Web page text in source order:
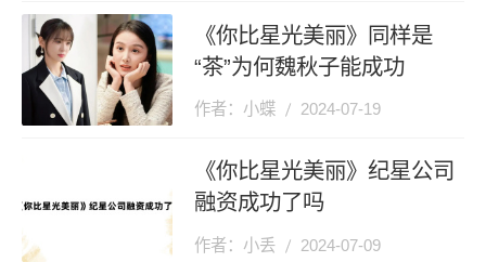
《你比星光美丽》同样是
“茶”为何魏秋子能成功
作者：小蝶 2024-07-19
《你比星光美丽》纪星公司
融资成功了吗
作者：小丢 2024-07-09